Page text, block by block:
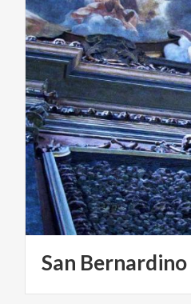
San Bernardino